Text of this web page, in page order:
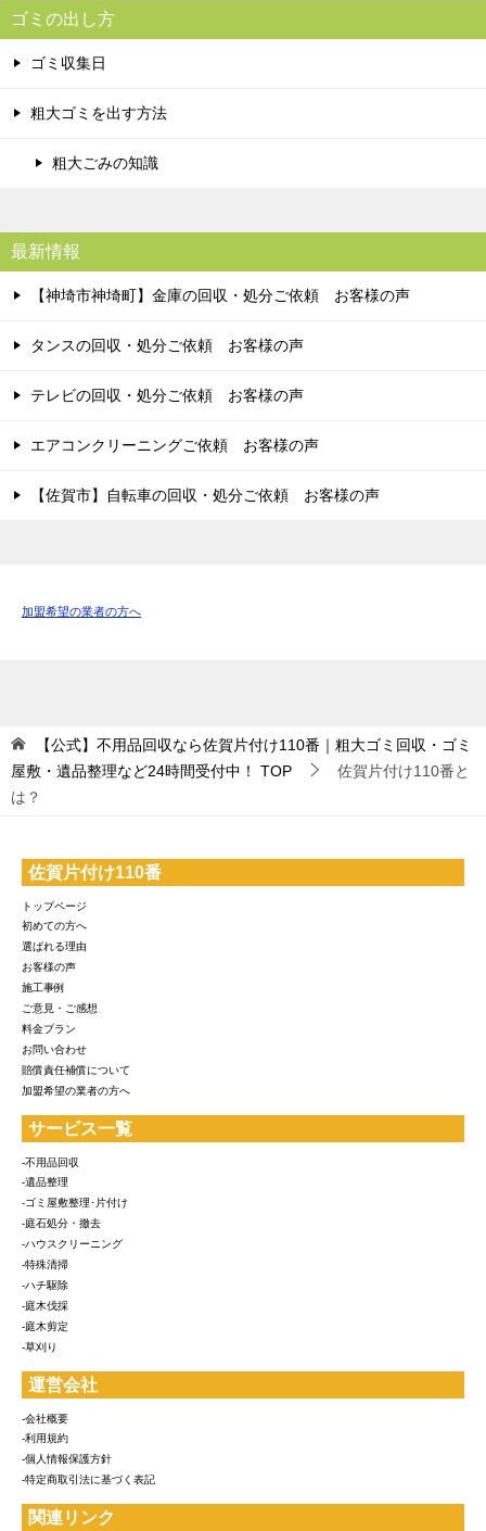
ゴミの出し方
ゴミ収集日
粗大ゴミを出す方法
粗大ごみの知識
最新情報
【神埼市神埼町】金庫の回収・処分ご依頼 お客様の声
タンスの回収・処分ご依頼 お客様の声
テレビの回収・処分ご依頼 お客様の声
エアコンクリーニングご依頼 お客様の声
【佐賀市】自転車の回収・処分ご依頼 お客様の声
加盟希望の業者の方へ
【公式】不用品回収なら佐賀片付け110番｜粗大ゴミ回収・ゴミ
屋敷・遺品整理など24時間受付中！
TOP
佐賀片付け110番と
は？
佐賀片付け110番
トップページ
初めての方へ
選ばれる理由
お客様の声
施工事例
ご意見・ご感想
料金プラン
お問い合わせ
賠償責任補償について
加盟希望の業者の方へ
サービス一覧
-不用品回収
-遺品整理
-ゴミ屋敷整理･片付け
-庭石処分・撤去
-ハウスクリーニング
-特殊清掃
-ハチ駆除
-庭木伐採
-庭木剪定
-草刈り
運営会社
-会社概要
-利用規約
-個人情報保護方針
-特定商取引法に基づく表記
関連リンク